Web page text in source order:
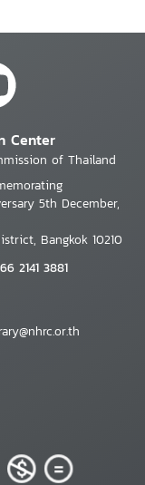
Center
of Thailand
5th December,
Bangkok 10210
2141 3881